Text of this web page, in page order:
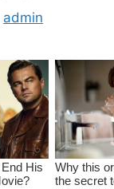
admin